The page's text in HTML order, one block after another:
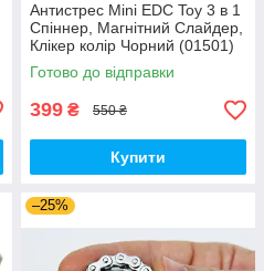
Антистрес Mini EDC Toy 3 в 1
Спіннер, Магнітний Слайдер,
Клікер колір Чорний (01501)
Готово до відправки
399 ₴ 550 ₴
Купити
–25%